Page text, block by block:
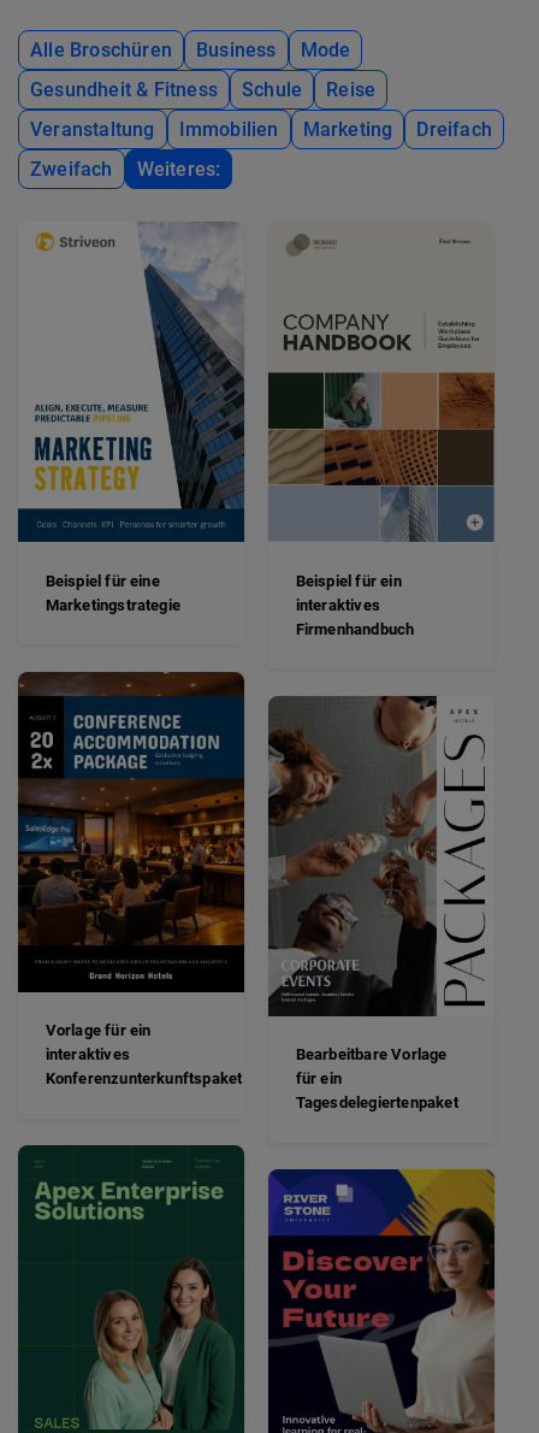
Alle Broschüren Business
Mode
Gesundheit & Fitness
Schule
Reise
Veranstaltung
Immobilien Marketing
Dreifach
Zweifach
Weiteres:
Beispiel für eine
Marketingstrategie
Beispiel für ein
interaktives
Firmenhandbuch
Vorlage für ein
interaktives
Konferenzunterkunftspaket
Bearbeitbare Vorlage
für ein
Tagesdelegiertenpaket